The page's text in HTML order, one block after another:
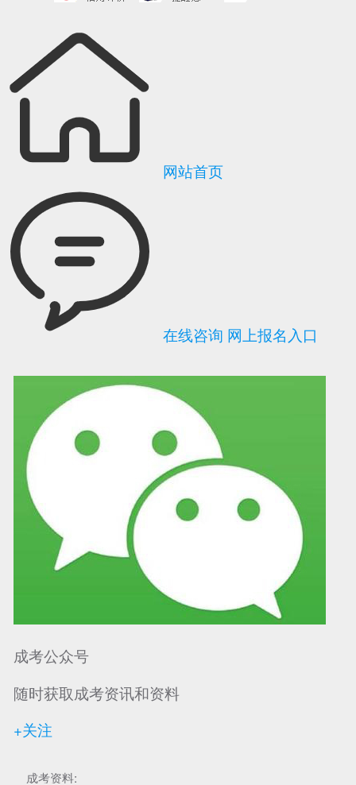
可信网站信用评 网络警察提醒你 诚信网站
网站首页
在线咨询 网上报名入口
成考公众号
随时获取成考资讯和资料
+关注
成考资料: